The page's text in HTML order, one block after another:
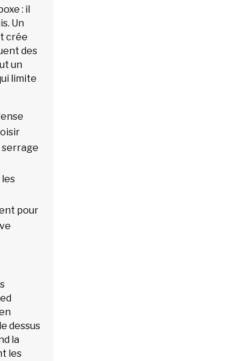
: il
Un
crée
des
un
limite
serrage
pour
dessus
la
les